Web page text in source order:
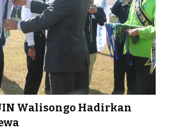
Walisongo Hadirkan